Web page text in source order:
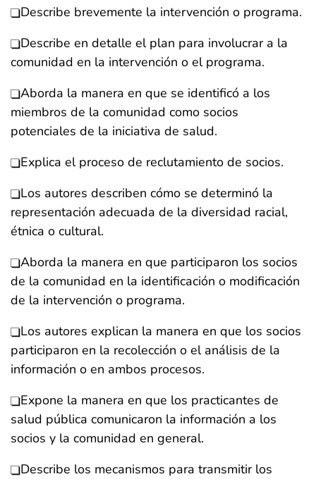
Describe brevemente la intervención o programa.
Describe en detalle el plan para involucrar a la
comunidad en la intervención o el programa.
Aborda la manera en que se identificó a los
miembros de la comunidad como socios
potenciales de la iniciativa de salud.
Explica el proceso de reclutamiento de socios.
Los autores describen cómo se determinó la
representación adecuada de la diversidad racial,
étnica o cultural.
Aborda la manera en que participaron los socios
de la comunidad en la identificación o modificación
de la intervención o programa.
Los autores explican la manera en que los socios
participaron en la recolección o el análisis de la
información o en ambos procesos.
Expone la manera en que los practicantes de
salud pública comunicaron la información a los
socios y la comunidad en general.
Describe los mecanismos para transmitir los